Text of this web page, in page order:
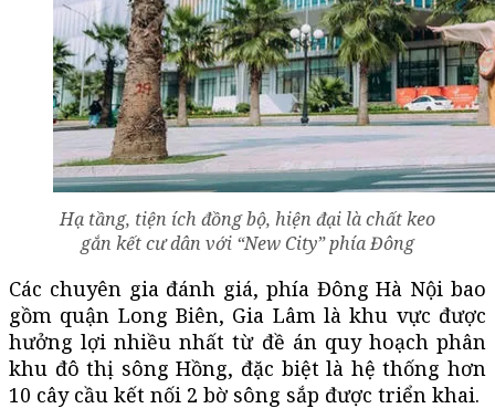
Hạ tầng, tiện ích đồng bộ, hiện đại là chất keo
gắn kết cư dân với “New City” phía Đông
Các chuyên gia đánh giá, phía Đông Hà Nội bao
gồm quận Long Biên, Gia Lâm là khu vực được
hưởng lợi nhiều nhất từ đề án quy hoạch phân
khu đô thị sông Hồng, đặc biệt là hệ thống hơn
10 cây cầu kết nối 2 bờ sông sắp được triển khai.